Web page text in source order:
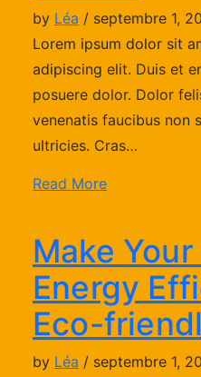
by Léa / septembre 1,
Lorem ipsum dolor sit
adipiscing elit. Duis et
posuere dolor. Dolor
venenatis faucibus non
ultricies. Cras…
Read More
Make Your
Energy
Eco-
by Léa / septembre 1,